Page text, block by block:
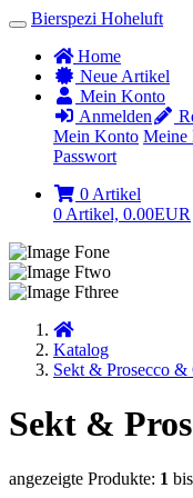
Bierspezi Hoheluft
Home
Neue Artikel
Mein Konto
Anmelden
Mein Konto Meine
Passwort
0 Artikel
0 Artikel, 0.00EUR
Startseite
Katalog
Sekt & Prosecco &
Sekt &
angezeigte Produkte: 1 bis